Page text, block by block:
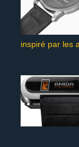
inspiré par les